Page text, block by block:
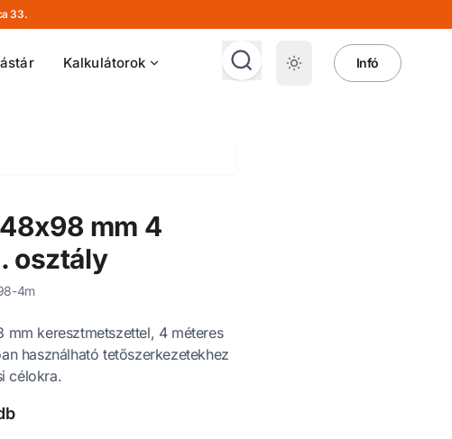
33.
Kalkulátorok Infó
mm 4
osztály
4m
keresztmetszettel, 4 méteres
használható tetőszerkezetekhez
célokra.